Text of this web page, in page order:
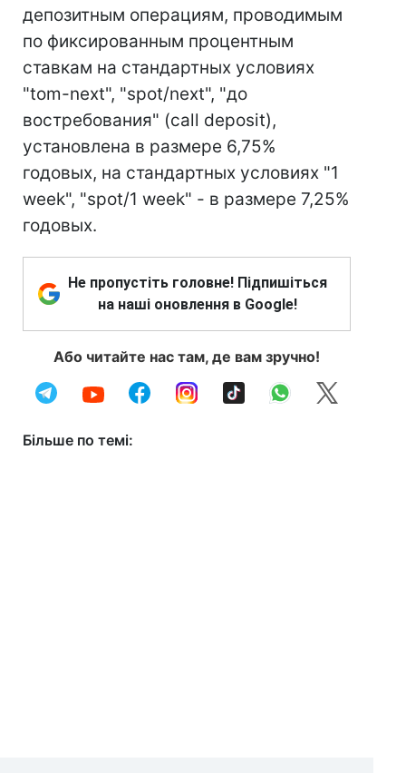
депозитным операциям, проводимым
по фиксированным процентным
ставкам на стандартных условиях
"tom-next", "spot/next", "до
востребования" (call deposit),
установлена в размере 6,75%
годовых, на стандартных условиях "1
week", "spot/1 week" - в размере 7,25%
годовых.
Не пропустіть головне! Підпишіться
на наші оновлення в Google!
Або читайте нас там, де вам зручно!
Більше по темі: